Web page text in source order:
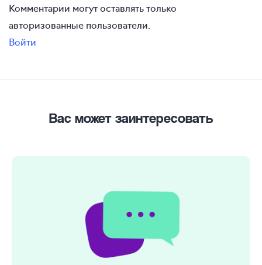
Комментарии могут оставлять только
авторизованные пользователи.
Войти
Вас может заинтересовать